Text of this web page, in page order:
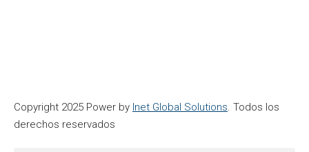
Copyright 2025 Power by Inet Global Solutions. Todos los
derechos reservados